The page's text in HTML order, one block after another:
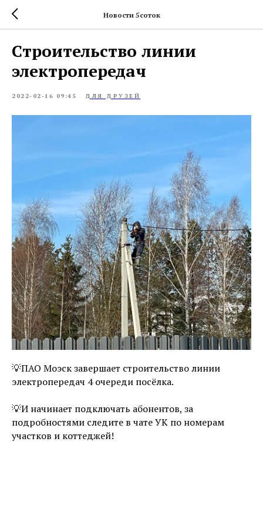
Новости 5соток
Cтроительство линии
электропередач
2022-02-16 09:45 ДЛЯ ДРУЗЕЙ
💡ПАО Моэск завершает строительство линии
электропередач 4 очереди посёлка.
💡И начинает подключать абонентов, за
подробностями следите в чате УК по номерам
участков и коттеджей!